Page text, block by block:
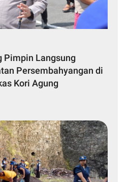
Pimpin Langsung
Persembahyangan di
Kori Agung